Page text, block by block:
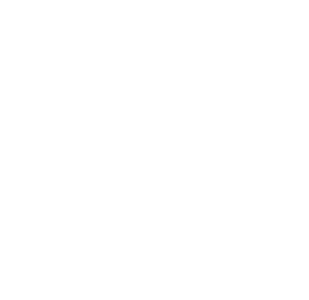
tutte le funzionalità.